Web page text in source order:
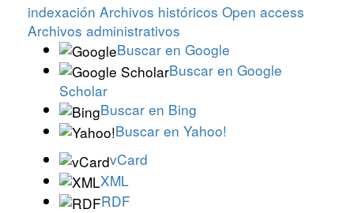
indexación Archivos históricos Open access
Archivos administrativos
Buscar en Google
Buscar en Google
Scholar
Buscar en Bing
Buscar en Yahoo!
vCard
XML
RDF